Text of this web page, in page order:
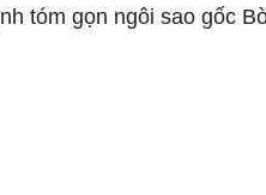
tóm gọn ngôi sao gốc